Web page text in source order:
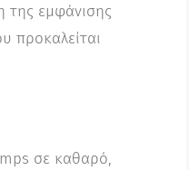
της εμφάνισης
προκαλείται
σε καθαρό,